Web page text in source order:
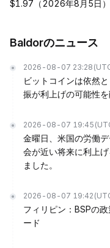
$1.97（2026年8月5日）
Baldorのニュース
2026-08-07 23:28
ビットコインは依然
振が利上げの可能性を
2026-08-07 19:45
金曜日、米国の労働
会が近い将来に利上
ました。
2026-08-07 19:42
フィリピン：BSPの
ード